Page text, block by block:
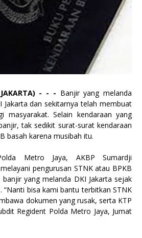
- - - Banjir yang melanda
Jakarta dan sekitarnya telah membuat
masyarakat. Selain kendaraan yang
tak sedikit surat-surat kendaraan
basah karena musibah itu.
Metro Jaya, AKBP Sumardji
pengurusan STNK atau BPKB
yang melanda DKI Jakarta sejak
“Nanti bisa kami bantu terbitkan STNK
dokumen yang rusak, serta KTP
Regident Polda Metro Jaya, Jumat